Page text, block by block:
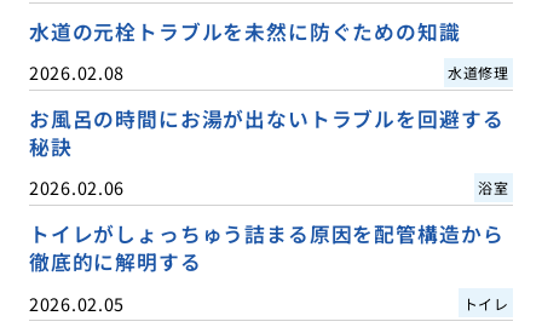
水道の元栓トラブルを未然に防ぐための知識
2026.02.08 水道修理
お風呂の時間にお湯が出ないトラブルを回避する
秘訣
2026.02.06 浴室
トイレがしょっちゅう詰まる原因を配管構造から
徹底的に解明する
2026.02.05 トイレ